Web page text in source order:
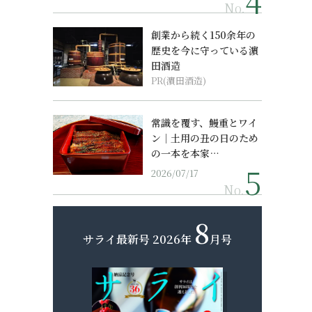
No.
創業から続く150余年の
歴史を今に守っている濵
田酒造
PR(濵田酒造)
常識を覆す、鰻重とワイ
ン｜土用の丑の日のため
の一本を本家…
2026/07/17
No.
サライ最新号 2026年 8月号